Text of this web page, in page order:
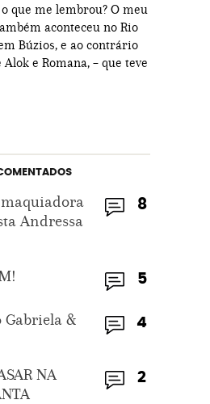
que me lembrou? O meu
aconteceu no Rio
Búzios, e ao contrário
e Romana, – que teve
8
Andressa
5
4
Gabriela &
2
NA